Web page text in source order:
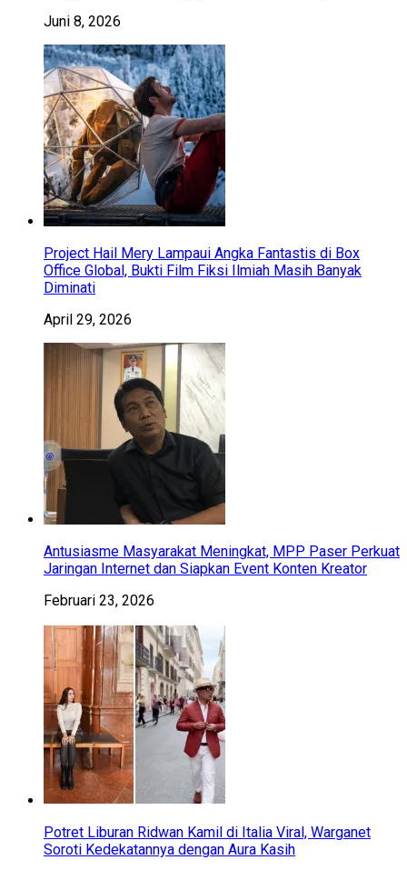
Juni 8, 2026
Project Hail Mery Lampaui Angka Fantastis di Box
Office Global, Bukti Film Fiksi Ilmiah Masih Banyak
Diminati
April 29, 2026
Antusiasme Masyarakat Meningkat, MPP Paser Perkuat
Jaringan Internet dan Siapkan Event Konten Kreator
Februari 23, 2026
Potret Liburan Ridwan Kamil di Italia Viral, Warganet
Soroti Kedekatannya dengan Aura Kasih